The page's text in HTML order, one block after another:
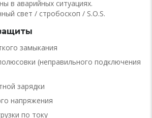
в аварийных ситуациях.
свет / стробоскоп / S.O.S.
замыкания
(неправильного подключения
зарядки
напряжения
по току